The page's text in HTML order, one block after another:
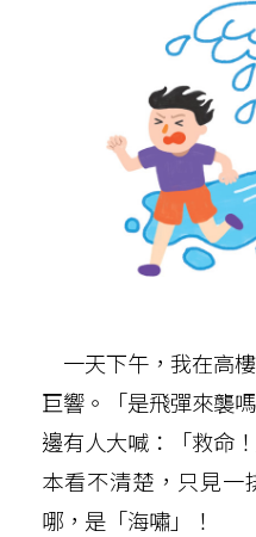
一天下午，我在高
巨響。「是飛彈來襲
邊有人大喊：「救命
本看不清楚，只見一
哪，是「海嘯」！